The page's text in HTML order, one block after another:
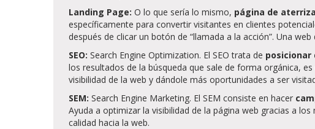
Landing Page: O lo que sería lo mismo, página de
específicamente para convertir visitantes en clientes
después de clicar un botón de “llamada a la acción”. Una
SEO: Search Engine Optimization. El SEO trata de
los resultados de la búsqueda que sale de forma orgánica,
visibilidad de la web y dándole más oportunidades a ser
SEM: Search Engine Marketing. El SEM consiste en hacer
Ayuda a optimizar la visibilidad de la página web gracias a
calidad hacia la web.